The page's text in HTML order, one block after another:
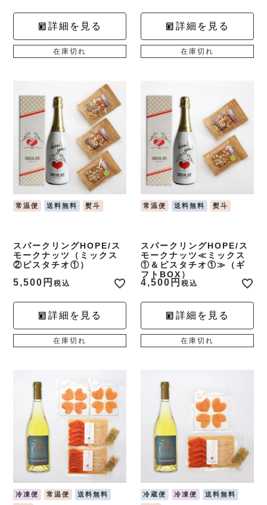
詳細を見る
在庫切れ
詳細を見る
在庫切れ
常温便 送料無料 熨斗
スパークリングHOPE/ス
モークナッツ（ミックス
②ピスタチオ①）
5,500 税込
詳細を見る
在庫切れ
常温便 送料無料 熨斗
スパークリングHOPE/ス
モークナッツ≪ミックス
①＆ピスタチオ①≫（ギ
フトBOX）
4,500 税込
詳細を見る
在庫切れ
冷凍便 常温便 送料無料 冷蔵便 冷凍便 送料無料